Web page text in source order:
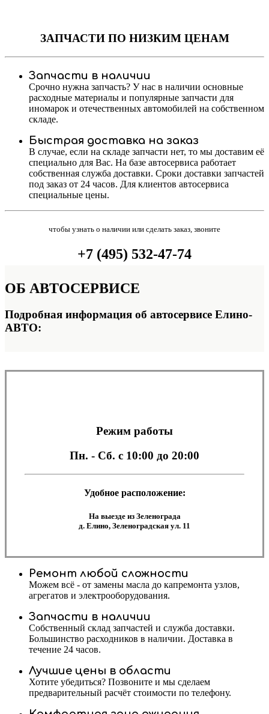
ЗАПЧАСТИПО НИЗКИМ ЦЕНАМ
Запчасти в наличии
Срочно нужна запчасть? У нас в наличии основные
расходные материалы и популярные запчасти для
иномарок и отечественных автомобилей на собственном
складе.
Быстрая доставка на заказ
В случае, если на складе запчасти нет, то мы доставим её
специально для Вас. На базе автосервиса работает
собственная служба доставки. Сроки доставки запчастей
под заказ от 24 часов. Для клиентов автосервиса
специальные цены.
чтобы узнать о наличии или сделать заказ, звоните
+7 (495) 532-47-74
ОБ АВТОСЕРВИСЕ
Подробная информация об автосервисе Елино-
АВТО:
Режим работы
Пн. - Сб. с 10:00 до 20:00
Удобное расположение:
На выезде из Зеленограда
д. Елино, Зеленоградская ул. 11
Ремонт любой сложности
Можем всё - от замены масла до капремонта узлов,
агрегатов и электрооборудования.
Запчасти в наличии
Собственный склад запчастей и служба доставки.
Большинство расходников в наличии. Доставка в
течение 24 часов.
Лучшие цены в области
Хотите убедиться? Позвоните и мы сделаем
предварительный расчёт стоимости по телефону.